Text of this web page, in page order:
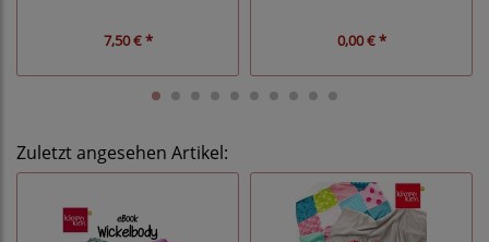
7,50 € * 0,00 € *
Zuletzt angesehen Artikel: